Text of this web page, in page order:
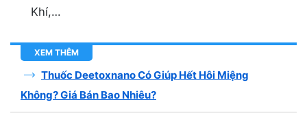
Khí,…
XEM THÊM
Thuốc Deetoxnano Có Giúp Hết Hôi Miệng
Không? Giá Bán Bao Nhiêu?